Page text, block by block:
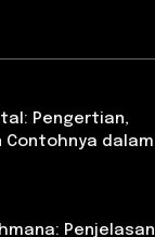
Pengertian,
Contohnya dalam
Penjelasan